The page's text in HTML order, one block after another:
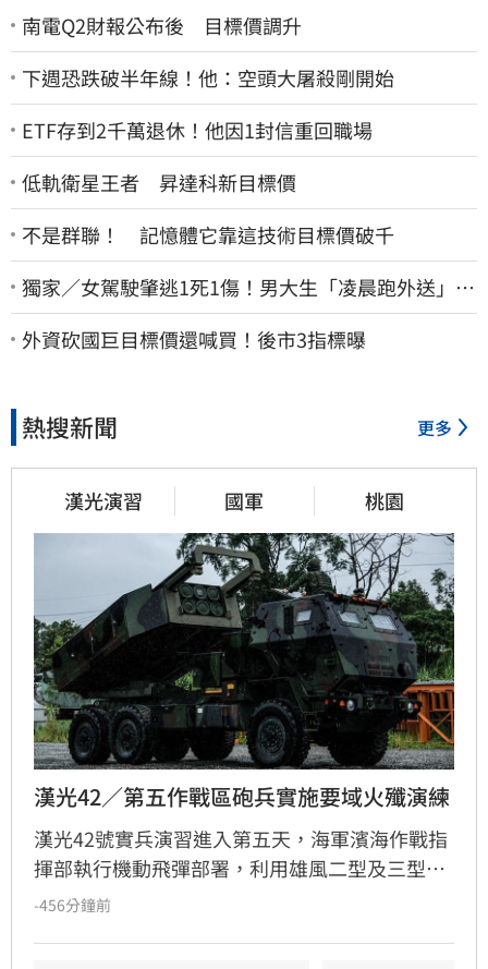
南電Q2財報公布後 目標價調升
下週恐跌破半年線！他：空頭大屠殺剛開始
ETF存到2千萬退休！他因1封信重回職場
低軌衛星王者 昇達科新目標價
不是群聯！ 記憶體它靠這技術目標價破千
獨家／女駕駛肇逃1死1傷！男大生「凌晨跑外送」挨
撞 媽淚：家快瓦解
外資砍國巨目標價還喊買！後市3指標曝
熱搜新聞 更多
漢光演習 國軍 桃園
漢光42／第五作戰區砲兵實施要域火殲演練
漢光42號實兵演習進入第五天，海軍濱海作戰指
揮部執行機動飛彈部署，利用雄風二型及三型飛
彈扼控關鍵海域；第五作戰區實施「要域火殲」
-456分鐘前